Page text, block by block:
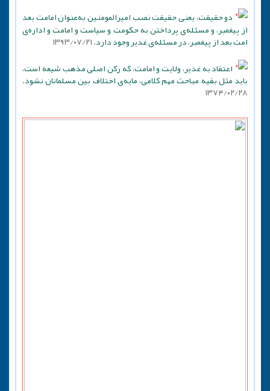
دو حقیقت، یعنى حقیقت نصب امیرالمومنین به‌عنوان امامت بعد
از پیغمبر، و مسئله‌ى پرداختن به حکومت و سیاست و امامت و اداره‌ى
امت بعد از پیغمبر، در مسئله‌ى غدیر وجود دارد.۱۳۹۳/۰۷/۲۱
اعتقاد به غدیر، ولایت و امامت، که رکن اصلی مذهب شیعه است،
باید مثل بقیه مباحث مهم کلامی، مایه‌ی اختلاف بین مسلمانان نشود.
۱۳۷۴/۰۲/۲۸